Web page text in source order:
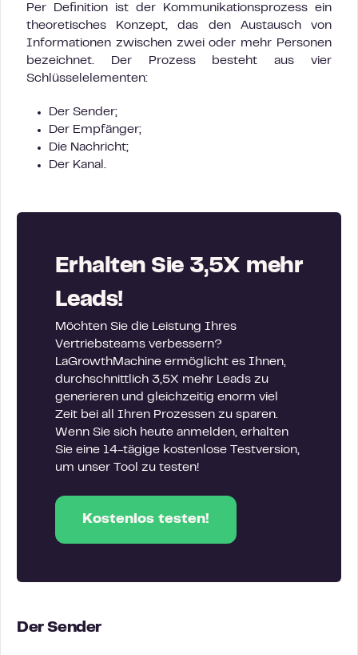
Per Definition ist der Kommunikationsprozess ein
theoretisches Konzept, das den Austausch von
Informationen zwischen zwei oder mehr Personen
bezeichnet. Der Prozess besteht aus vier
Schlüsselelementen:
Der Sender;
Der Empfänger;
Die Nachricht;
Der Kanal.
Erhalten Sie 3,5X mehr
Leads!
Möchten Sie die Leistung Ihres
Vertriebsteams verbessern?
LaGrowthMachine ermöglicht es Ihnen,
durchschnittlich 3,5X mehr Leads zu
generieren und gleichzeitig enorm viel
Zeit bei all Ihren Prozessen zu sparen.
Wenn Sie sich heute anmelden, erhalten
Sie eine 14-tägige kostenlose Testversion,
um unser Tool zu testen!
Kostenlos testen!
Der Sender